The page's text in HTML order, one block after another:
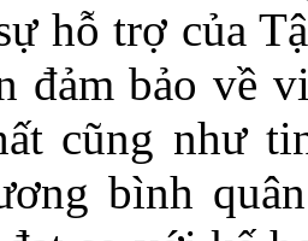
hỗ trợ của
đảm bảo về
cũng như
bình